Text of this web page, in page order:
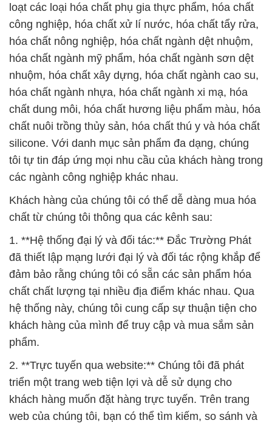
loạt các loại hóa chất phụ gia thực phẩm, hóa chất
công nghiệp, hóa chất xử lí nước, hóa chất tẩy rửa,
hóa chất nông nghiệp, hóa chất ngành dệt nhuộm,
hóa chất ngành mỹ phẩm, hóa chất ngành sơn dệt
nhuộm, hóa chất xây dựng, hóa chất ngành cao su,
hóa chất ngành nhựa, hóa chất ngành xi mạ, hóa
chất dung môi, hóa chất hương liệu phẩm màu, hóa
chất nuôi trồng thủy sản, hóa chất thú y và hóa chất
silicone. Với danh mục sản phẩm đa dạng, chúng
tôi tự tin đáp ứng mọi nhu cầu của khách hàng trong
các ngành công nghiệp khác nhau.
Khách hàng của chúng tôi có thể dễ dàng mua hóa
chất từ chúng tôi thông qua các kênh sau:
1. **Hệ thống đại lý và đối tác:** Đắc Trường Phát
đã thiết lập mạng lưới đại lý và đối tác rộng khắp để
đảm bảo rằng chúng tôi có sẵn các sản phẩm hóa
chất chất lượng tại nhiều địa điểm khác nhau. Qua
hệ thống này, chúng tôi cung cấp sự thuận tiện cho
khách hàng của mình để truy cập và mua sắm sản
phẩm.
2. **Trực tuyến qua website:** Chúng tôi đã phát
triển một trang web tiện lợi và dễ sử dụng cho
khách hàng muốn đặt hàng trực tuyến. Trên trang
web của chúng tôi, bạn có thể tìm kiếm, so sánh và